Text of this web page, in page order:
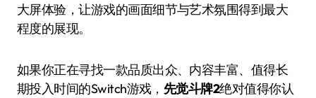
大屏体验，让游戏的画面细节与艺术氛围得到最大
程度的展现。
如果你正在寻找一款品质出众、内容丰富、值得长
期投入时间的Switch游戏， 先觉斗牌2绝对值得你认